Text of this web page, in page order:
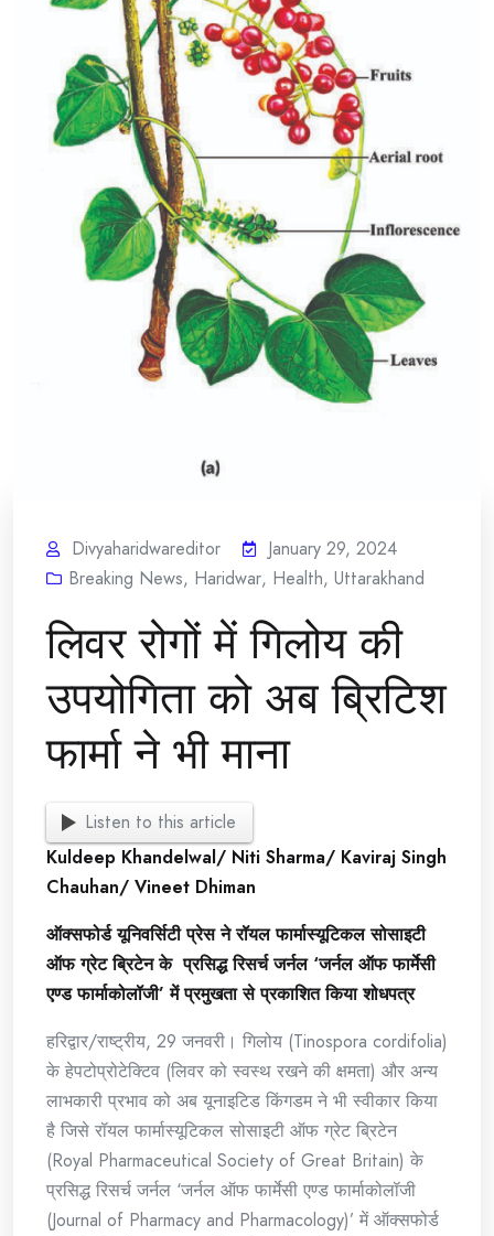
Divyaharidwareditor
January 29, 2024
Breaking News, Haridwar, Health, Uttarakhand
लिवर रोगों में गिलोय की
उपयोगिता को अब ब्रिटिश
फार्मा ने भी माना
Listen to this article
Kuldeep Khandelwal/ Niti Sharma/ Kaviraj Singh
Chauhan/ Vineet Dhiman
ऑक्सफोर्ड यूनिवर्सिटी प्रेस ने रॉयल फार्मास्यूटिकल सोसाइटी
ऑफ ग्रेट ब्रिटेन के प्रसिद्ध रिसर्च जर्नल ‘जर्नल ऑफ फार्मेसी
एण्ड फार्माकोलॉजी’ में प्रमुखता से प्रकाशित किया शोधपत्र
हरिद्वार/राष्ट्रीय, 29 जनवरी। गिलोय (Tinospora cordifolia)
के हेपटोप्रोटेक्टिव (लिवर को स्वस्थ रखने की क्षमता) और अन्य
लाभकारी प्रभाव को अब यूनाइटिड किंगडम ने भी स्वीकार किया
है जिसे रॉयल फार्मास्यूटिकल सोसाइटी ऑफ ग्रेट ब्रिटेन
(Royal Pharmaceutical Society of Great Britain) के
प्रसिद्ध रिसर्च जर्नल ‘जर्नल ऑफ फार्मेसी एण्ड फार्माकोलॉजी
(Journal of Pharmacy and Pharmacology)’ में ऑक्सफोर्ड